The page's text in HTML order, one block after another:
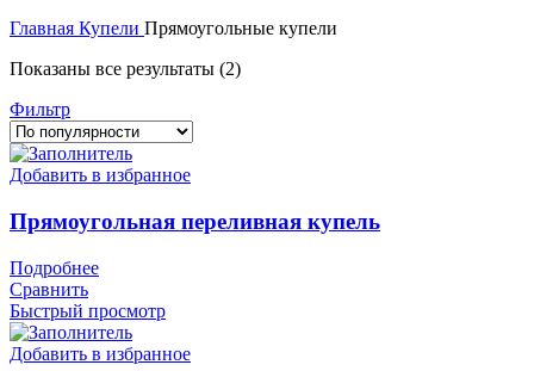
Главная Купели Прямоугольные купели
Показаны все результаты (2)Сортировка:
Фильтр
Добавить в избранное
Прямоугольная переливная купель
Подробнее
Сравнить
Быстрый просмотр
Добавить в избранное